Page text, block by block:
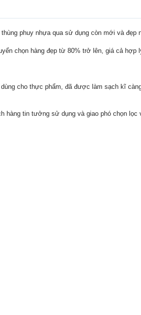
phuy nhựa qua sử dụng còn mới và đẹp
chọn hàng đẹp từ 80% trở lên, giá cả hợp
cho thực phẩm, đã được làm sạch kĩ
hàng tin tưởng sử dụng và giao phó chọn lọc